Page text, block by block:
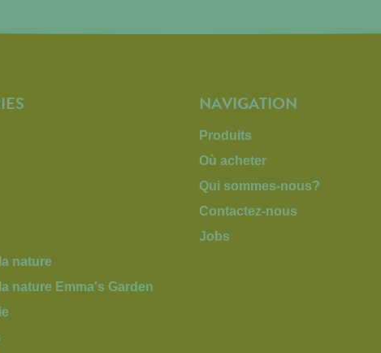
nature
nature Emma's Garden
NAVIGATION
Produits
Où acheter
Qui sommes-nous?
Contactez-nous
Jobs